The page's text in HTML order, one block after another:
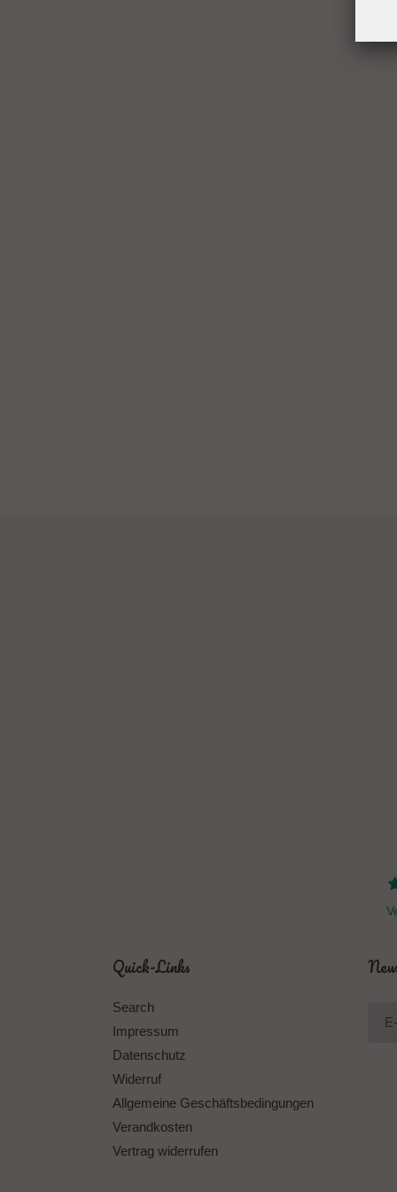
Quick-Links
Search
Impressum
Datenschutz
Widerruf
Allgemeine Geschäftsbedingungen
Verandkosten
Vertrag widerrufen